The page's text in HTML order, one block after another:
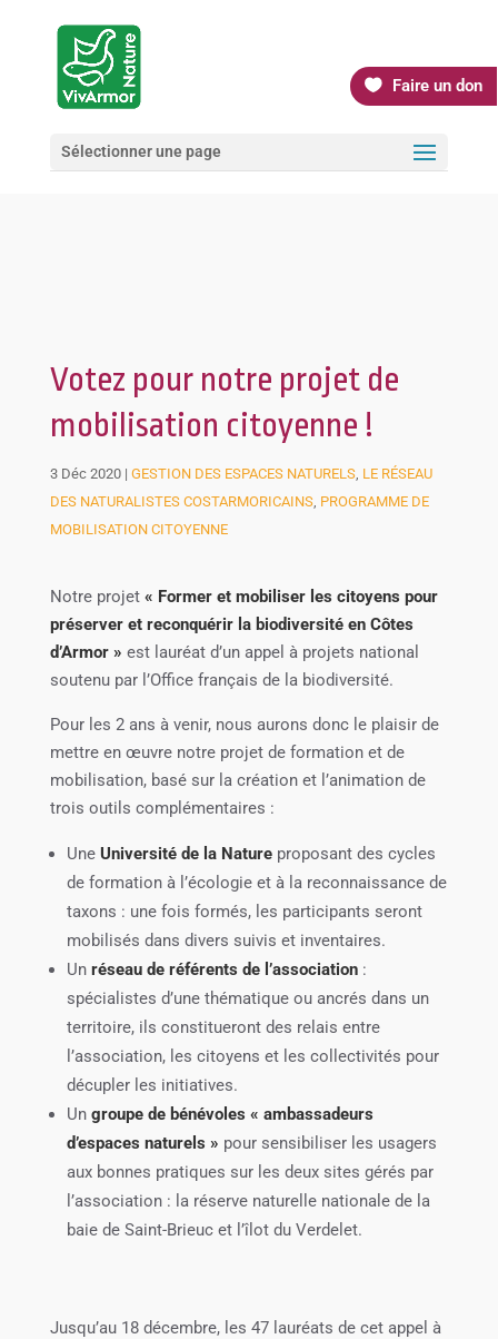
Faire un don
Sélectionner une page
Votez pour notre projet de
mobilisation citoyenne !
3 Déc 2020| GESTION DES ESPACES NATURELS, LE RÉSEAU
DES NATURALISTES COSTARMORICAINS, PROGRAMME DE
MOBILISATION CITOYENNE
Notre projet « Former et mobiliser les citoyens pour
préserver et reconquérir la biodiversité en Côtes
d’Armor » est lauréat d’un appel à projets national
soutenu par l’Office français de la biodiversité.
Pour les 2 ans à venir, nous aurons donc le plaisir de
mettre en œuvre notre projet de formation et de
mobilisation, basé sur la création et l’animation de
trois outils complémentaires :
Une Université de la Natureproposant des cycles
de formation à l’écologie et à la reconnaissance de
taxons : une fois formés, les participants seront
mobilisés dans divers suivis et inventaires.
Un réseau de référents de l’association:
spécialistes d’une thématique ou ancrés dans un
territoire, ils constitueront des relais entre
l’association, les citoyens et les collectivités pour
décupler les initiatives.
Un groupe de bénévoles « ambassadeurs
d’espaces naturels » pour sensibiliser les usagers
aux bonnes pratiques sur les deux sites gérés par
l’association : la réserve naturelle nationale de la
baie de Saint-Brieuc et l’îlot du Verdelet.
Jusqu’au 18 décembre, les 47 lauréats de cet appel à